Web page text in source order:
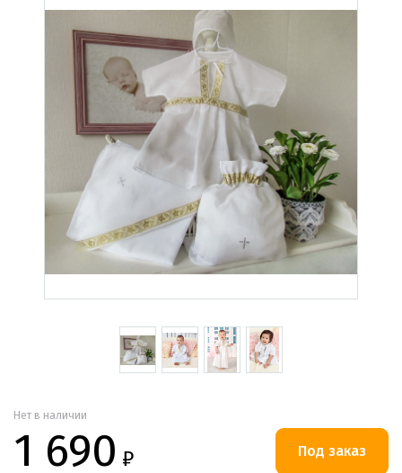
Нет в наличии
1 690 ₽